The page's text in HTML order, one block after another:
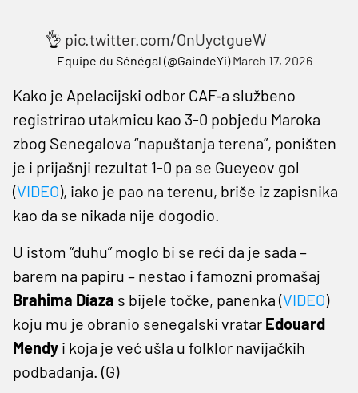
👌 pic.twitter.com/OnUyctgueW
— Equipe du Sénégal (@GaindeYi)March 17, 2026
Kako je Apelacijski odbor CAF‑a službeno
registrirao utakmicu kao 3-0 pobjedu Maroka
zbog Senegalova “napuštanja terena”, poništen
je i prijašnji rezultat 1-0 pa se Gueyeov gol
(VIDEO), iako je pao na terenu, briše iz zapisnika
kao da se nikada nije dogodio.
U istom “duhu” moglo bi se reći da je sada –
barem na papiru – nestao i famozni promašaj
Brahima Díaza s bijele točke, panenka (VIDEO)
koju mu je obranio senegalski vratar Edouard
Mendy i koja je već ušla u folklor navijačkih
podbadanja. (G)